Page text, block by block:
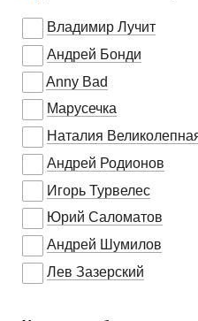
Владимир Лучит
Андрей Бонди
Anny Bad
Марусечка
Наталия
Андрей Родионов
Игорь Турвелес
Юрий Саломатов
Андрей Шумилов
Лев Зазерский